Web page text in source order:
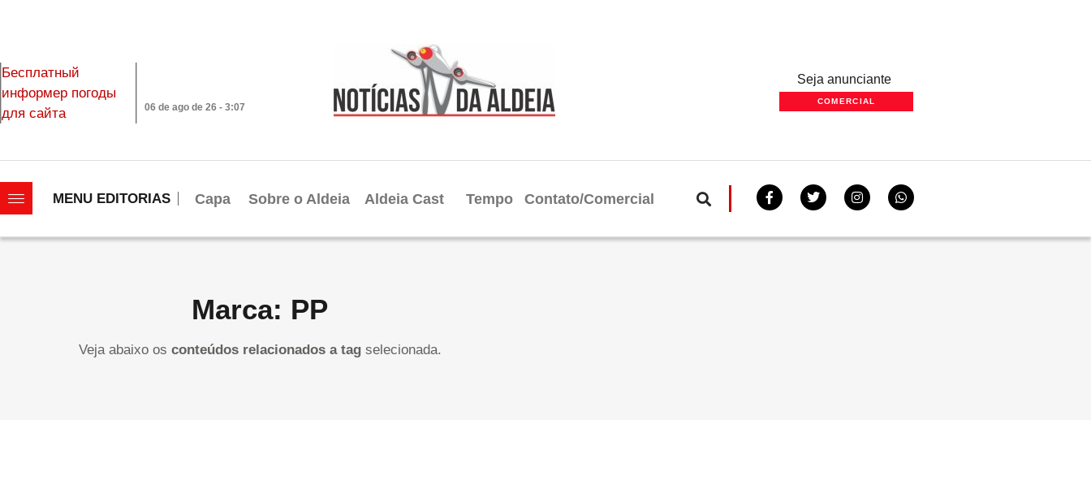
Бесплатный
информер погоды
для сайта
06 de ago de 26 - 3:07
Seja anunciante
COMERCIAL
MENU EDITORIAS Capa Sobre o Aldeia Aldeia Cast Tempo Contato/Comercial
Marca: PP
Veja abaixo os conteúdos relacionados a tagselecionada.